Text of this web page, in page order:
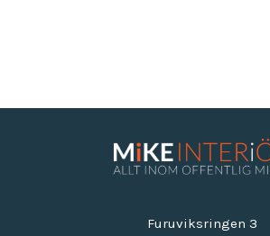
Furuviksringen 3